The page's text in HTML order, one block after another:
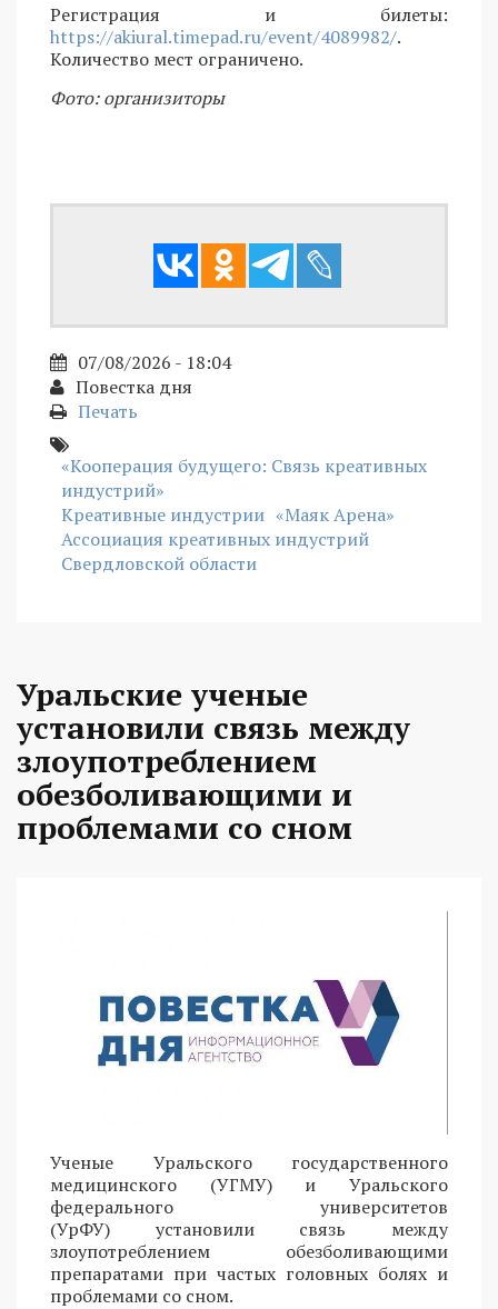
Регистрация и билеты:
https://akiural.timepad.ru/event/4089982/.
Количество мест ограничено.
Фото: организиторы
07/08/2026 - 18:04
Повестка дня
Печать
«Кооперация будущего: Связь креативных
индустрий»
Креативные индустрии «Маяк Арена»
Ассоциация креативных индустрий
Свердловской области
Уральские ученые
установили связь между
злоупотреблением
обезболивающими и
проблемами со сном
Ученые Уральского государственного
медицинского (УГМУ) и Уральского
федерального университетов
(УрФУ) установили связь между
злоупотреблением обезболивающими
препаратами при частых головных болях и
проблемами со сном.